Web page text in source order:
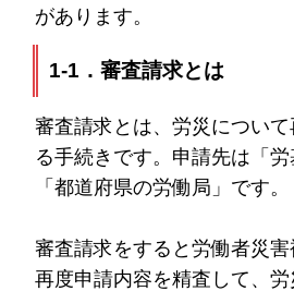
があります。
1-1．審査請求とは
審査請求とは、労災につい
る手続きです。申請先は「労
「都道府県の労働局」です。
審査請求をすると労働者災
再度申請内容を精査して、